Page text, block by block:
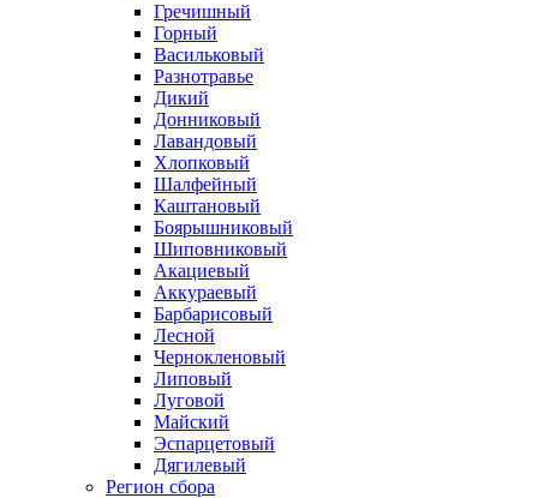
Гречишный
Горный
Васильковый
Разнотравье
Дикий
Донниковый
Лавандовый
Хлопковый
Шалфейный
Каштановый
Боярышниковый
Шиповниковый
Акациевый
Аккураевый
Барбарисовый
Лесной
Чернокленовый
Липовый
Луговой
Майский
Эспарцетовый
Дягилевый
Регион сбора